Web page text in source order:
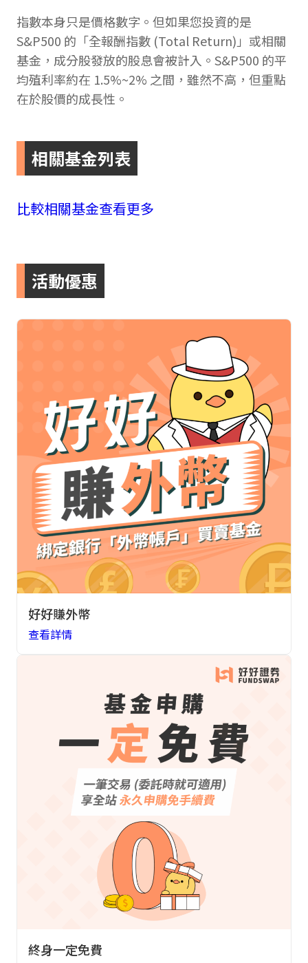
指數本身只是價格數字。但如果您投資的是
S&P500 的「全報酬指數 (Total Return)」或相關
基金，成分股發放的股息會被計入。S&P500 的平
均殖利率約在 1.5%~2% 之間，雖然不高，但重點
在於股價的成長性。
相關基金列表
比較相關基金查看更多
活動優惠
好好賺外幣
查看詳情
終身一定免費